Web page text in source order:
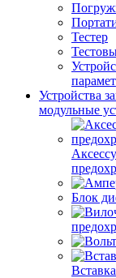
Тестер
Устройства
модульные
Блок